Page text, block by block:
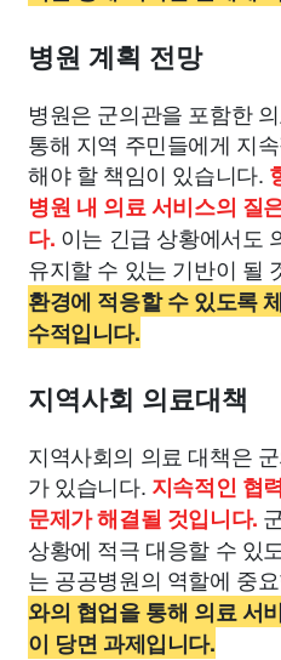
병원 계획 전망
병원은 군의관을 포함한
통해 지역 주민들에게 지
해야 할 책임이 있습니다.
병원 내 의료 서비스의 질
다. 이는 긴급 상황에서도
유지할 수 있는 기반이 될
환경에 적응할 수 있도록
수적입니다.
지역사회 의료대책
지역사회의 의료 대책은
가 있습니다. 지속적인 협
문제가 해결될 것입니다.
상황에 적극 대응할 수 있
는 공공병원의 역할에 중
와의 협업을 통해 의료 서
이 당면 과제입니다.